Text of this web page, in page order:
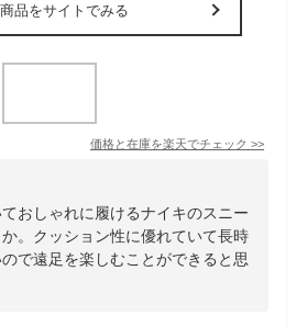
品をサイトでみる
価格と在庫を楽天でチェック >>
おしゃれに履けるナイキのスニー
。クッション性に優れていて長時
で遠足を楽しむことができると思